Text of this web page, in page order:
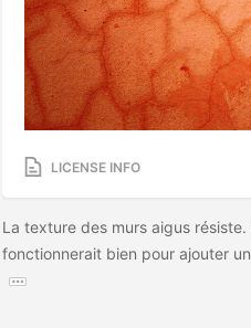
LICENSE INFO
La texture des murs aigus
fonctionnerait bien pour ajouter